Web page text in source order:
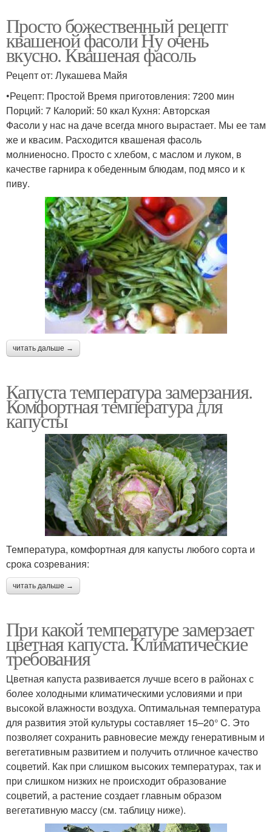
Просто божественный рецепт
квашеной фасоли Ну очень
вкусно. Квашеная фасоль
Рецепт от: Лукашева Майя
•Рецепт: Простой Время приготовления: 7200 мин
Порций: 7 Калорий: 50 ккал Кухня: Авторская
Фасоли у нас на даче всегда много вырастает. Мы ее там
же и квасим. Расходится квашеная фасоль
молниеносно. Просто с хлебом, с маслом и луком, в
качестве гарнира к обеденным блюдам, под мясо и к
пиву.
читать дальше →
Капуста температура замерзания.
Комфортная температура для
капусты
Температура, комфортная для капусты любого сорта и
срока созревания:
читать дальше →
При какой температуре замерзает
цветная капуста. Климатические
требования
Цветная капуста развивается лучше всего в районах с
более холодными климатическими условиями и при
высокой влажности воздуха. Оптимальная температура
для развития этой культуры составляет 15–20° C. Это
позволяет сохранить равновесие между генеративным и
вегетативным развитием и получить отличное качество
соцветий. Как при слишком высоких температурах, так и
при слишком низких не происходит образование
соцветий, а растение создает главным образом
вегетативную массу (см. таблицу ниже).